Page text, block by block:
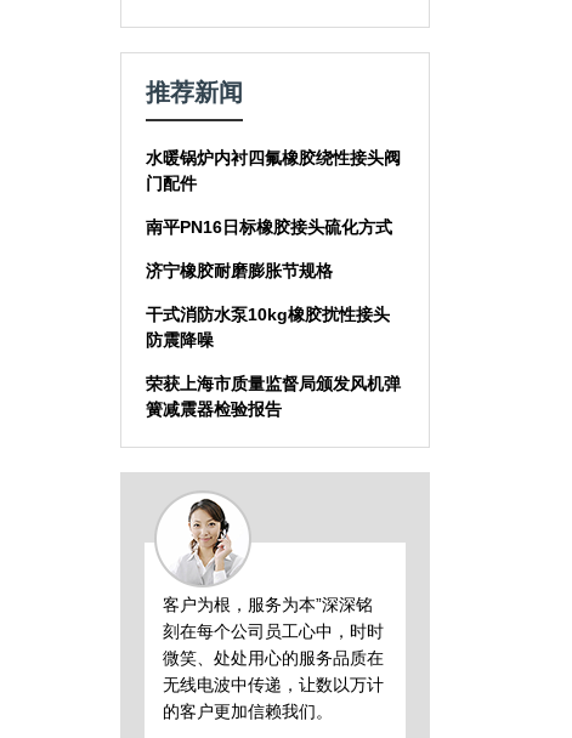
推荐新闻
水暖锅炉内衬四氟橡胶绕性接头阀
门配件
南平PN16日标橡胶接头硫化方式
济宁橡胶耐磨膨胀节规格
干式消防水泵10kg橡胶扰性接头
防震降噪
荣获上海市质量监督局颁发风机弹
簧减震器检验报告
客户为根，服务为本”深深铭
刻在每个公司员工心中，时时
微笑、处处用心的服务品质在
无线电波中传递，让数以万计
的客户更加信赖我们。